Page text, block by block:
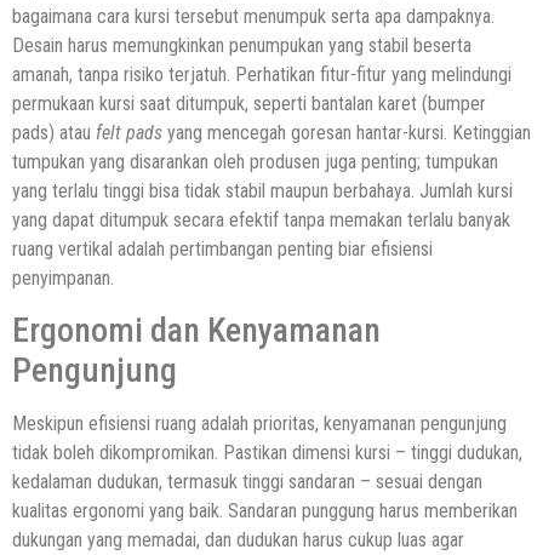
bagaimana cara kursi tersebut menumpuk serta apa dampaknya.
Desain harus memungkinkan penumpukan yang stabil beserta
amanah, tanpa risiko terjatuh. Perhatikan fitur-fitur yang melindungi
permukaan kursi saat ditumpuk, seperti bantalan karet (bumper
pads) atau felt pads yang mencegah goresan hantar-kursi. Ketinggian
tumpukan yang disarankan oleh produsen juga penting; tumpukan
yang terlalu tinggi bisa tidak stabil maupun berbahaya. Jumlah kursi
yang dapat ditumpuk secara efektif tanpa memakan terlalu banyak
ruang vertikal adalah pertimbangan penting biar efisiensi
penyimpanan.
Ergonomi dan Kenyamanan
Pengunjung
Meskipun efisiensi ruang adalah prioritas, kenyamanan pengunjung
tidak boleh dikompromikan. Pastikan dimensi kursi – tinggi dudukan,
kedalaman dudukan, termasuk tinggi sandaran – sesuai dengan
kualitas ergonomi yang baik. Sandaran punggung harus memberikan
dukungan yang memadai, dan dudukan harus cukup luas agar